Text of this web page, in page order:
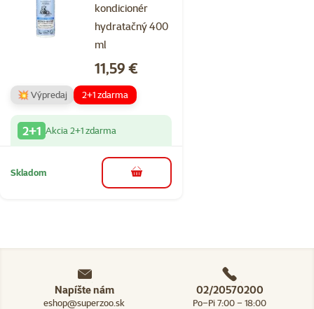
kondicionér
hydratačný 400
ml
Cena
11,59 €
💥 Výpredaj 2+1 zdarma
2+1 Akcia 2+1 zdarma
Skladom do košíka
Napíšte nám
eshop@superzoo.sk
02/20570200
Po–Pi 7:00 – 18:00